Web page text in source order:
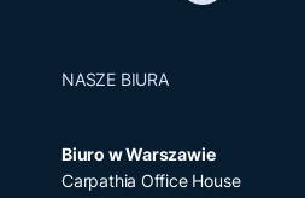
NASZE BIURA
Biuro w Warszawie
Carpathia Office House